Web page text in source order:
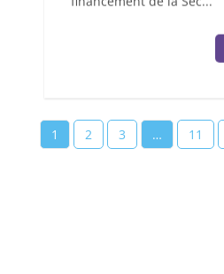
Pagination
des
1 2 3 … 11